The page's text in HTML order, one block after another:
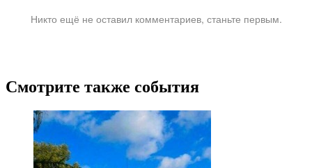
Никто ещё не оставил комментариев, станьте первым.
Смотрите также события